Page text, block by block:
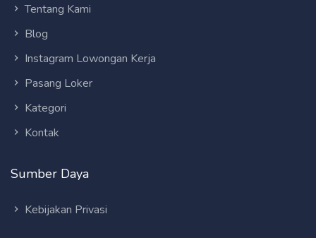
Tentang Kami
Blog
Instagram Lowongan Kerja
Pasang Loker
Kategori
Kontak
Sumber Daya
Kebijakan Privasi